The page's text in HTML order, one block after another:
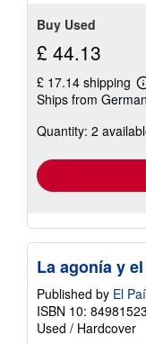
Buy Used
£ 44.13
£ 17.14 shipping
Ships from
Quantity: 2
La agonía y
Published by El
ISBN 10:
Used / Hardcover